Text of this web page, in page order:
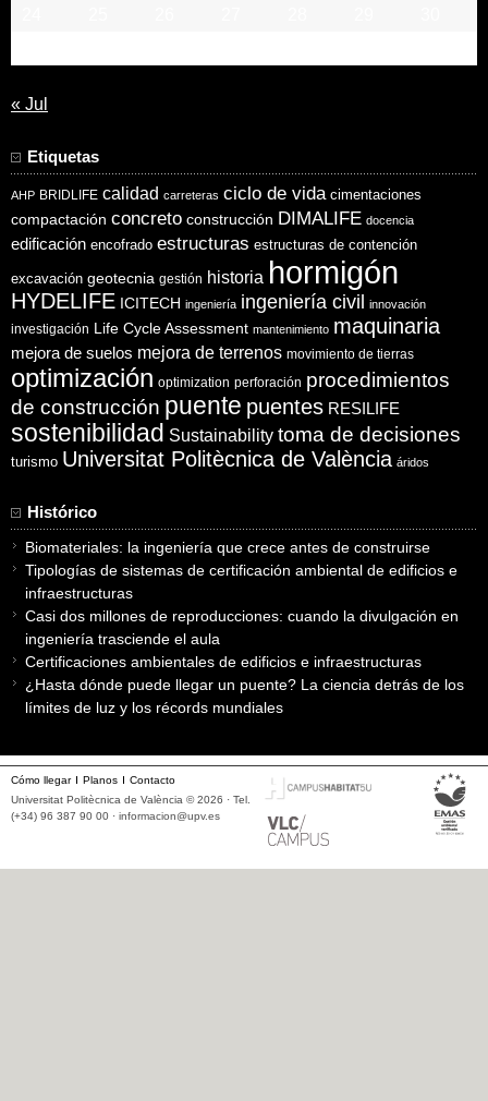
« Jul
Etiquetas
AHP BRIDLIFE calidad carreteras ciclo de vida cimentaciones
compactación concreto construcción DIMALIFE docencia
edificación encofrado estructuras estructuras de contención
excavación geotecnia gestión historia hormigón
HYDELIFE ICITECH ingeniería ingeniería civil innovación
investigación Life Cycle Assessment mantenimiento maquinaria
mejora de suelos mejora de terrenos movimiento de tierras
optimización optimization perforación procedimientos
de construcción puente puentes RESILIFE
sostenibilidad Sustainability toma de decisiones
turismo Universitat Politècnica de València áridos
Histórico
Biomateriales: la ingeniería que crece antes de construirse
Tipologías de sistemas de certificación ambiental de edificios e
infraestructuras
Casi dos millones de reproducciones: cuando la divulgación en
ingeniería trasciende el aula
Certificaciones ambientales de edificios e infraestructuras
¿Hasta dónde puede llegar un puente? La ciencia detrás de los
límites de luz y los récords mundiales
Cómo llegar Planos
Contacto
Universitat Politècnica de València © 2026 · Tel.
(+34) 96 387 90 00 · informacion@upv.es